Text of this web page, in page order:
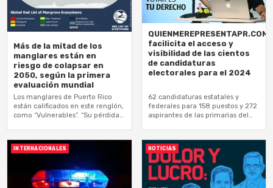
Más de la mitad de los
manglares están en
riesgo de colapsar en
2050, según la primera
evaluación mundial
Los manglares de Puerto Rico
están calificados en este renglón,
como “Vulnerables”. “Su pérdida
todo…
QUIENMEREPRESENTAPR.COM
facilicita el acceso y
visibilidad de las cientos
de candidaturas
electorales para el 2024
62 candidaturas estatales y
federales para 158 puestos y 272
aspirantes de las primarias del
INTERNACIONALES NOTICIAS